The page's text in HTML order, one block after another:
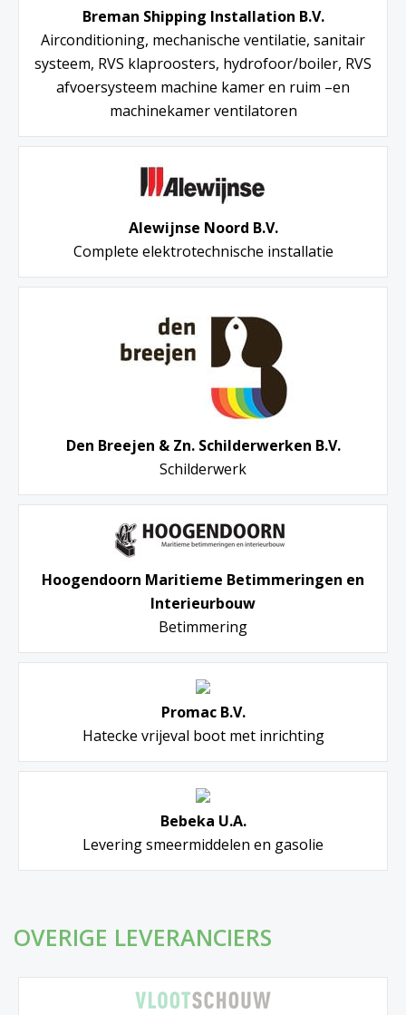
Breman Shipping Installation B.V.
Airconditioning, mechanische ventilatie, sanitair
systeem, RVS klaproosters, hydrofoor/boiler, RVS
afvoersysteem machine kamer en ruim –en
machinekamer ventilatoren
Alewijnse Noord B.V.
Complete elektrotechnische installatie
Den Breejen & Zn. Schilderwerken B.V.
Schilderwerk
Hoogendoorn Maritieme Betimmeringen en
Interieurbouw
Betimmering
Promac B.V.
Hatecke vrijeval boot met inrichting
Bebeka U.A.
Levering smeermiddelen en gasolie
OVERIGE LEVERANCIERS